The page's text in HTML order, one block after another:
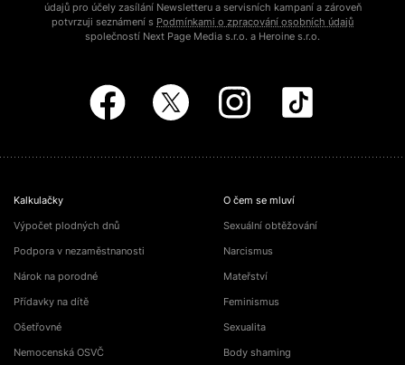
údajů pro účely zasílání Newsletteru a servisních kampaní a zároveň
potvrzuji seznámení s Podmínkami o zpracování osobních údajů
společností Next Page Media s.r.o. a Heroine s.r.o.
Kalkulačky
Výpočet plodných dnů
Podpora v nezaměstnanosti
Nárok na porodné
Přídavky na dítě
Ošetřovné
Nemocenská OSVČ
O čem se mluví
Sexuální obtěžování
Narcismus
Mateřství
Feminismus
Sexualita
Body shaming